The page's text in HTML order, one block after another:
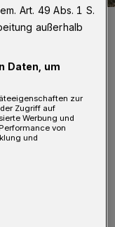
Cornelia
schrauben
an der
Art. 49 Abs. 1 S.
außerhalb
Daten, um
zur
Zugriff auf
Werbung und
von
und